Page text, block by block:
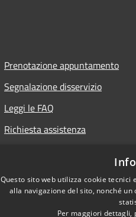
Prenotazione appuntamento
Segnalazione disservizio
Leggi le FAQ
Richiesta assistenza
Questo sito web utilizza cookie
alla navigazione del sito, nonché
Per maggiori dettagli,